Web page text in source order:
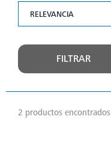
FILTRAR
2 productos encontrados